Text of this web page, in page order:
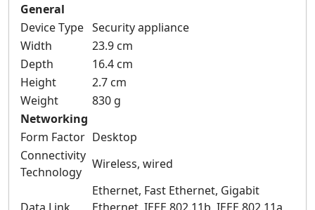
General
Device Type Security appliance
Width
23.9 cm
Depth
16.4 cm
Height
2.7 cm
Weight
830 g
Networking
Form Factor Desktop
Connectivity
Technology
Wireless, wired
Ethernet, Fast Ethernet, Gigabit